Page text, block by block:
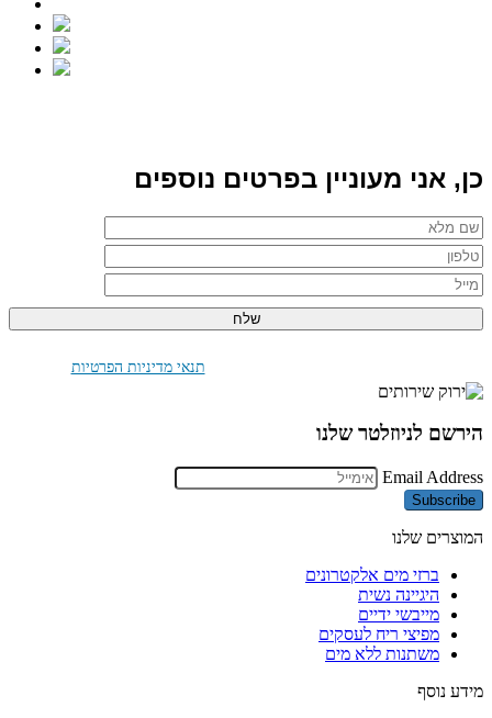
כן, אני מעוניין בפרטים נוספים
תנאי מדיניות הפרטיות
הירשם לניוזלטר שלנו
Email Address
Subscribe
המוצרים שלנו
ברזי מים אלקטרונים
היגיינה נשית
מייבשי ידיים
מפיצי ריח לעסקים
משתנות ללא מים
מידע נוסף